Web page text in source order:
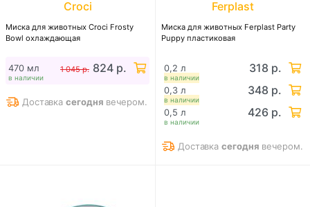
Croci
Миска для животных Сroci Frosty
Bowl охлаждающая
в наличии
470 мл 1 045 р. 824 р.
Доставкасегодня вечером.
Ferplast
Миска для животных Ferplast Party
Puppy пластиковая
в наличии
0,2 л 318 р.
в наличии
0,3 л 348 р.
в наличии
0,5 л 426 р.
Доставкасегодня вечером.